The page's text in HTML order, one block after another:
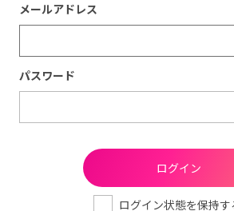
メールアドレス
パスワード
ログイン状態を保持す